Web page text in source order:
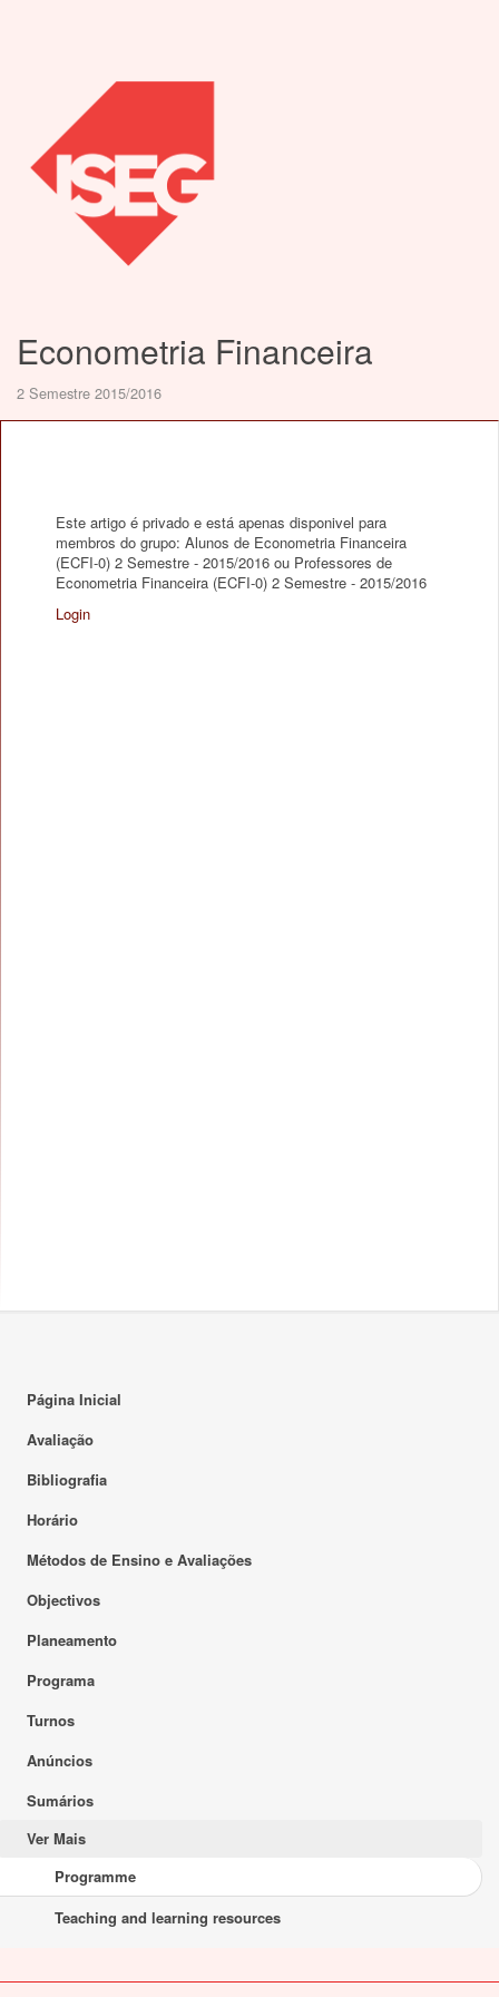
Econometria Financeira
2 Semestre 2015/2016
Este artigo é privado e está apenas disponivel para
membros do grupo: Alunos de Econometria Financeira
(ECFI-0) 2 Semestre - 2015/2016 ou Professores de
Econometria Financeira (ECFI-0) 2 Semestre - 2015/2016
Login
Página Inicial
Avaliação
Bibliografia
Horário
Métodos de Ensino e Avaliações
Objectivos
Planeamento
Programa
Turnos
Anúncios
Sumários
Ver Mais
Programme
Teaching and learning resources